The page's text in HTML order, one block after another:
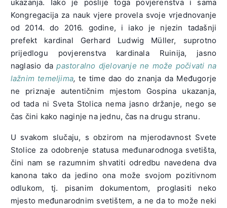
ukazanja. Iako je poslije toga povjerenstva i sama
Kongregacija za nauk vjere provela svoje vrjednovanje
od 2014. do 2016. godine, i iako je njezin tadašnji
prefekt kardinal Gerhard Ludwig Müller, suprotno
prijedlogu povjerenstva kardinala Ruinija, jasno
naglasio dapastoralno djelovanje ne može počivati na
lažnim temeljima,te time dao do znanja da Međugorje
ne priznaje autentičnim mjestom Gospina ukazanja,
od tada ni Sveta Stolica nema jasno držanje, nego se
čas čini kako naginje na jednu, čas na drugu stranu.
U svakom slučaju, s obzirom na mjerodavnost Svete
Stolice za odobrenje statusa međunarodnoga svetišta,
čini nam se razumnim shvatiti odredbu navedena dva
kanona tako da jedino ona može svojom pozitivnom
odlukom, tj. pisanim dokumentom, proglasiti neko
mjesto međunarodnim svetištem, a ne da to može neki